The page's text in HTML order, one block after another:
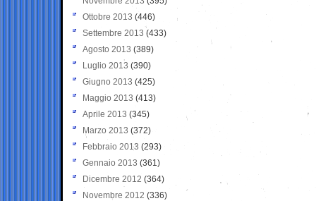
Ottobre 2013 (446)
Settembre 2013 (433)
Agosto 2013 (389)
Luglio 2013 (390)
Giugno 2013 (425)
Maggio 2013 (413)
Aprile 2013 (345)
Marzo 2013 (372)
Febbraio 2013 (293)
Gennaio 2013 (361)
Dicembre 2012 (364)
Novembre 2012 (336)